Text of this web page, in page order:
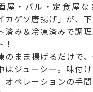
屋・バル・定食屋な
カゲソ唐揚げ」が、
済み＆冷凍済みで調
！
のまま揚げるだけで
はジューシー。味付
オペレーションの手